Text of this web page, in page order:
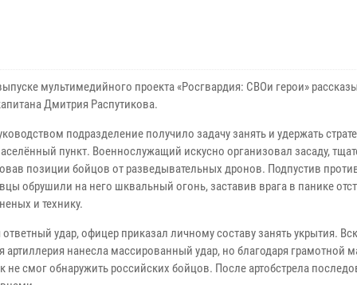
мультимедийного проекта «Росгвардия: СВОи герои»
Дмитрия Распутикова.
подразделение получило задачу занять и удержать
пункт. Военнослужащий искусно организовал засаду,
позиции бойцов от разведывательных дронов. Подпустив
обрушили на него шквальный огонь, заставив врага в панике
и технику.
удар, офицер приказал личному составу занять укрытия.
артиллерия нанесла массированный удар, но благодаря грамотной
не смог обнаружить российских бойцов. После артобстрела